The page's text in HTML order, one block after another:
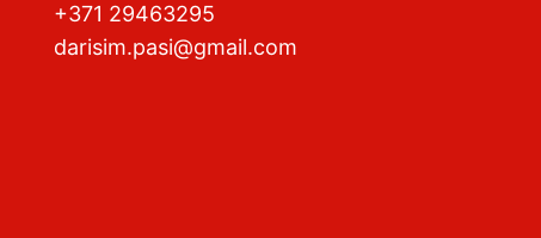
+371 29463295
darisim.pasi@gmail.com